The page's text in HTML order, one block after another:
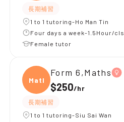
長期補習
1 to 1 tutoring-Ho Man Tin
Four days a week-1.5Hour/cls
Female tutor
Maths
Form 6,Maths
$250/hr
長期補習
1 to 1 tutoring-Siu Sai Wan